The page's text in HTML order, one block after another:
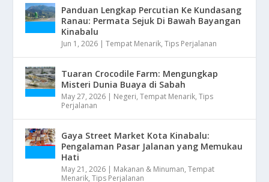
Panduan Lengkap Percutian Ke Kundasang
Ranau: Permata Sejuk Di Bawah Bayangan
Kinabalu
Jun 1, 2026 |Tempat Menarik,Tips Perjalanan
Tuaran Crocodile Farm: Mengungkap
Misteri Dunia Buaya di Sabah
May 27, 2026 | Negeri,Tempat Menarik,Tips
Perjalanan
Gaya Street Market Kota Kinabalu:
Pengalaman Pasar Jalanan yang Memukau
Hati
May 21, 2026 | Makanan & Minuman,Tempat
Menarik,Tips Perjalanan